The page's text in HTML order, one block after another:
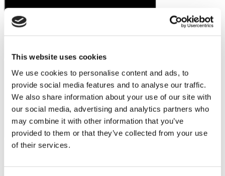
This website uses cookies
We use cookies to personalise content and ads, to
provide social media features and to analyse our traffic.
We also share information about your use of our site with
our social media, advertising and analytics partners who
may combine it with other information that you’ve
provided to them or that they’ve collected from your use
of their services.